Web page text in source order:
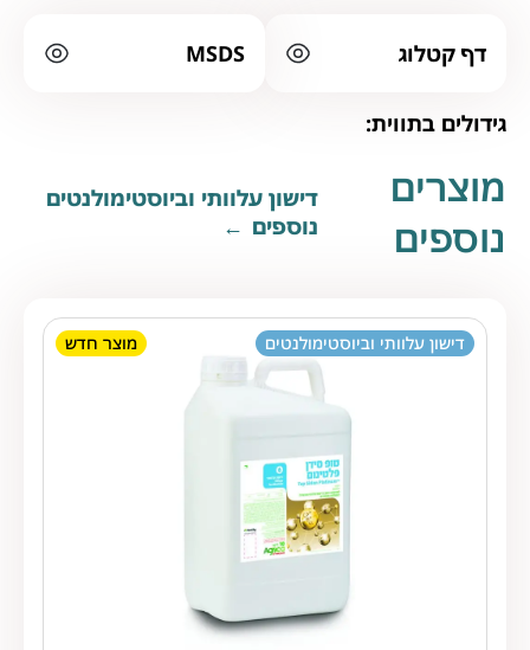
דף קטלוג MSDS
גידולים בתווית:
מוצרים
נוספים
דישון עלוותי וביוסטימולנטים
נוספים
דישון עלוותי וביוסטימולנטים מוצר חדש